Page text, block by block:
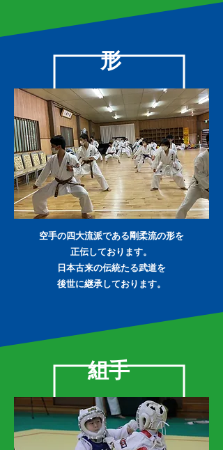
形
空手の四大流派である剛柔流の形を
正伝しております。
​日本古来の伝統たる武道を
後世に継承しております。
組手